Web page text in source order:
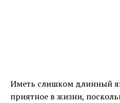
Иметь слишком длинный
приятное в жизни,